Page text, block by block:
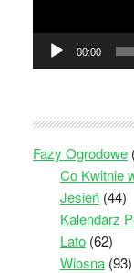
00:00
Fazy Ogrodowe
Co Kwitnie
Jesień(44)
Kalendarz
Lato(62)
Wiosna(93)